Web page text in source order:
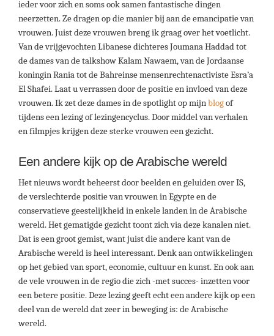
ieder voor zich en soms ook samen fantastische dingen
neerzetten. Ze dragen op die manier bij aan de emancipatie van
vrouwen. Juist deze vrouwen breng ik graag over het voetlicht.
Van de vrijgevochten Libanese dichteres Joumana Haddad tot
de dames van de talkshow Kalam Nawaem, van de Jordaanse
koningin Rania tot de Bahreinse mensenrechtenactiviste Esra’a
El Shafei. Laat u verrassen door de positie en invloed van deze
vrouwen. Ik zet deze dames in de spotlight op mijnblogof
tijdens een lezing of lezingencyclus. Door middel van verhalen
en filmpjes krijgen deze sterke vrouwen een gezicht.
Een andere kijk op de Arabische wereld
Het nieuws wordt beheerst door beelden en geluiden over IS,
de verslechterde positie van vrouwen in Egypte en de
conservatieve geestelijkheid in enkele landen in de Arabische
wereld. Het gematigde gezicht toont zich via deze kanalen niet.
Dat is een groot gemist, want juist die andere kant van de
Arabische wereld is heel interessant. Denk aan ontwikkelingen
op het gebied van sport, economie, cultuur en kunst. En ook aan
de vele vrouwen in de regio die zich -met succes- inzetten voor
een betere positie. Deze lezing geeft echt een andere kijk op een
deel van de wereld dat zeer in beweging is: de Arabische
wereld.